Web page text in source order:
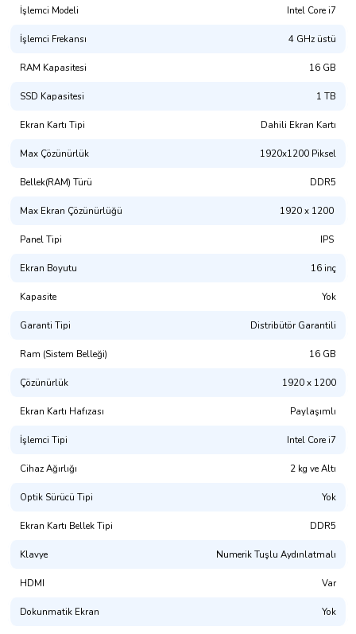
İşlemci Modeli Intel Core i7
İşlemci Frekansı 4 GHz üstü
RAM Kapasitesi 16 GB
SSD Kapasitesi 1 TB
Ekran Kartı Tipi Dahili Ekran Kartı
Max Çözünürlük 1920x1200 Piksel
Bellek(RAM) Türü DDR5
Max Ekran Çözünürlüğü 1920 x 1200
Panel Tipi IPS
Ekran Boyutu 16 inç
Kapasite Yok
Garanti Tipi Distribütör Garantili
Ram (Sistem Belleği) 16 GB
Çözünürlük 1920 x 1200
Ekran Kartı Hafızası Paylaşımlı
İşlemci Tipi Intel Core i7
Cihaz Ağırlığı 2 kg ve Altı
Optik Sürücü Tipi Yok
Ekran Kartı Bellek Tipi DDR5
Klavye Numerik Tuşlu Aydınlatmalı
HDMI Var
Dokunmatik Ekran Yok